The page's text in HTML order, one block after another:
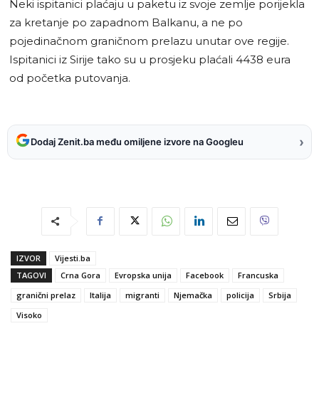
Neki ispitanici plaćaju u paketu iz svoje zemlje porijekla
za kretanje po zapadnom Balkanu, a ne po
pojedinačnom graničnom prelazu unutar ove regije.
Ispitanici iz Sirije tako su u prosjeku plaćali 4438 eura
od početka putovanja.
Dodaj Zenit.ba među omiljene izvore na Googleu ›
IZVOR
Vijesti.ba
TAGOVI
Crna Gora Evropska unija Facebook
Francuska
granični prelaz
Italija migranti Njemačka policija
Srbija
Visoko